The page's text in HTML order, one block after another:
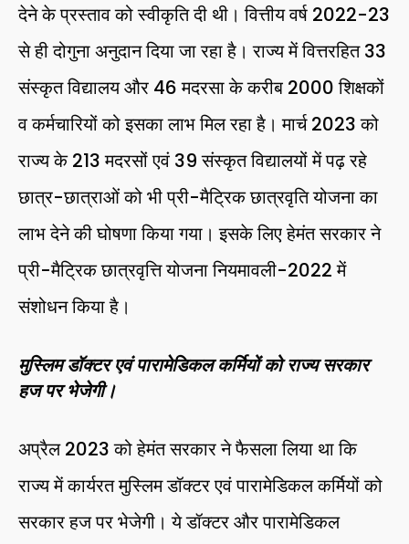
देने के प्रस्ताव को स्वीकृति दी थी। वित्तीय वर्ष 2022-23
से ही दोगुना अनुदान दिया जा रहा है। राज्य में वित्तरहित 33
संस्कृत विद्यालय और 46 मदरसा के करीब 2000 शिक्षकों
व कर्मचारियों को इसका लाभ मिल रहा है। मार्च 2023 को
राज्य के 213 मदरसों एवं 39 संस्कृत विद्यालयों में पढ़ रहे
छात्र-छात्राओं को भी प्री-मैट्रिक छात्रवृति योजना का
लाभ देने की घोषणा किया गया। इसके लिए हेमंत सरकार ने
प्री-मैट्रिक छात्रवृत्ति योजना नियमावली-2022 में
संशोधन किया है।
मुस्लिम डॉक्टर एवं पारामेडिकल कर्मियों को राज्य सरकार
हज पर भेजेगी।
अप्रैल 2023 को हेमंत सरकार ने फैसला लिया था कि
राज्य में कार्यरत मुस्लिम डॉक्टर एवं पारामेडिकल कर्मियों को
सरकार हज पर भेजेगी। ये डॉक्टर और पारामेडिकल